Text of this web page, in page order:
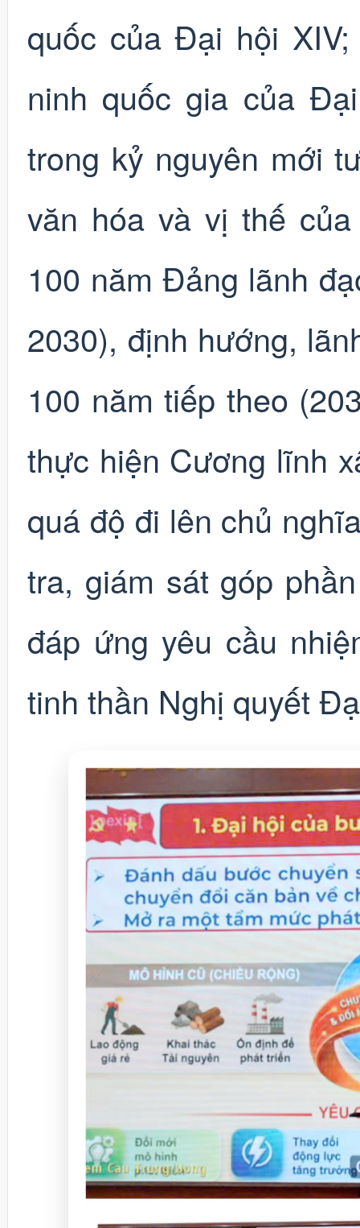
quốc của Đại hội
ninh quốc gia của
trong kỷ nguyên mới
văn hóa và vị thế
100 năm Đảng lãnh
2030), định hướng,
100 năm tiếp theo
thực hiện Cương lĩnh
quá độ đi lên chủ
tra, giám sát góp
đáp ứng yêu cầu
tinh thần Nghị quyết